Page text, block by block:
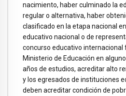
nacimiento, haber culminado la
regular o alternativa, haber
clasificado en la etapa nacional
educativo nacional o de
concurso educativo internacional
Ministerio de Educación en
años de estudios, acreditar alto
y los egresados de instituciones
deben acreditar condición de